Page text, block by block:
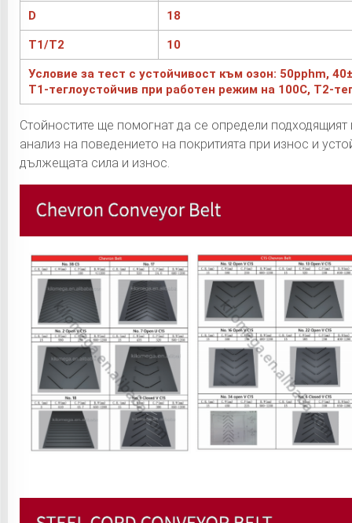
D 18
T1/T2 10
Условие за тест с устойчивост към озон: 50pphm,
T1-теглоустойчив при работен режим на 100C, T2-
Стойностите ще помогнат да се определи
анализ на поведението на покритията при износ и
дължещата сила и износ.